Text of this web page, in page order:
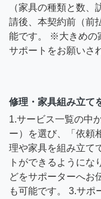
（家具の種類と数
請後、本契約前（前
能です。 ※大きめの
サポートをお願いさ
修理・家具組み立て
1.サービス一覧の中
ー）を選び、「依頼
理や家具を組み立て
トができるようにな
どをサポーターへお
も可能です。 3.サポ